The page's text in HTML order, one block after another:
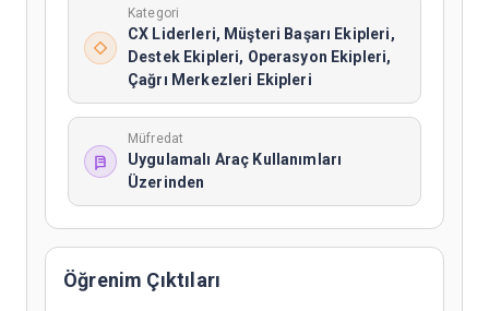
Kategori
CX Liderleri, Müşteri Başarı Ekipleri,
Destek Ekipleri, Operasyon Ekipleri,
Çağrı Merkezleri Ekipleri
Müfredat
Uygulamalı Araç Kullanımları
Üzerinden
Öğrenim Çıktıları